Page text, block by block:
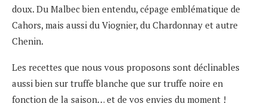
doux. Du Malbec bien entendu, cépage emblématique de
Cahors, mais aussi du Viognier, du Chardonnay et autre
Chenin.
Les recettes que nous vous proposons sont déclinables
aussi bien sur truffe blanche que sur truffe noire en
fonction de la saison… et de vos envies du moment !